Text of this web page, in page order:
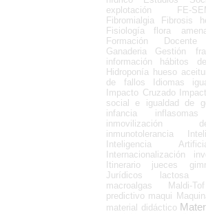
explotación
FE-
Fibromialgia
Fibrosis
Fisiología
flora
Formación Docente
Ganaderia
Gestión
información
hábitos
Hidroponía hueso
de fallos
Idiomas
Impacto Cruzado
social e igualdad de
infancia
inflasomas
inmovilización
inmunotolerancia
Inteligencia
Internacionalización
Itinerario
jueces
Jurídicos
lactosa
macroalgas
Maldi-Tof
predictivo maqui
material didáctico